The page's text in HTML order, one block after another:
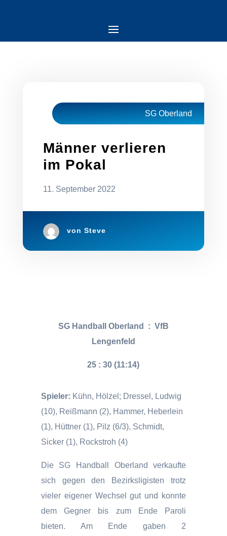
SG Oberland
Männer verlieren
im Pokal
11. September 2022
von Steve
SG Handball Oberland : VfB
Lengenfeld
25 : 30 (11:14)
Spieler: Kühn, Hölzel; Dressel, Ludwig
(10), Reißmann (2), Hammer, Heberlein
(1), Hüttner (1), Pilz (6/3), Schmidt,
Sicker (1), Rockstroh (4)
Die SG Handball Oberland verkaufte
sich gegen den Bezirksligisten trotz
vieler eigener Wechsel gut und konnte
dem Gegner bis zum Ende Paroli
bieten. Am Ende gaben 2